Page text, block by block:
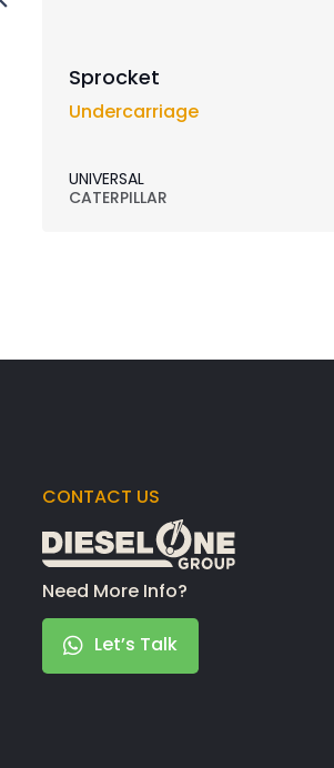
Sprocket
Undercarriage
UNIVERSAL
CATERPILLAR
CONTACT US
Need More Info?
Let’s Talk